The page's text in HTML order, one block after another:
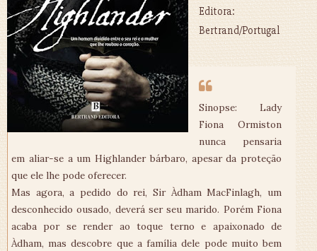
Editora:
Bertrand/Portugal
Sinopse: Lady
Fiona Ormiston
nunca pensaria
em aliar-se a um Highlander bárbaro, apesar da proteção
que ele lhe pode oferecer.
Mas agora, a pedido do rei, Sir Àdham MacFinlagh, um
desconhecido ousado, deverá ser seu marido. Porém Fiona
acaba por se render ao toque terno e apaixonado de
Àdham, mas descobre que a família dele pode muito bem